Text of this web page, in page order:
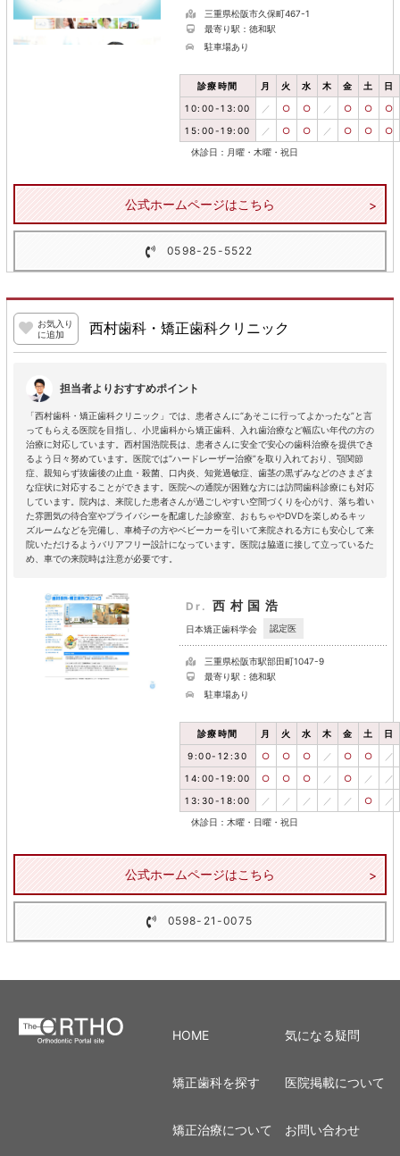
三重県松阪市久保町467-1
最寄り駅：徳和駅
駐車場あり
診療時間 月 火 水 木 金 土 日
10:00-13:00 ／ ○ ○ ／ ○ ○ ○
15:00-19:00 ／ ○ ○ ／ ○ ○ ○
休診日：月曜・木曜・祝日
公式ホームページはこちら
0598-25-5522
お気入り
に追加
西村歯科・矯正歯科クリニック
担当者よりおすすめポイント
「西村歯科・矯正歯科クリニック」では、患者さんに“あそこに行ってよかったな”と言
ってもらえる医院を目指し、小児歯科から矯正歯科、入れ歯治療など幅広い年代の方の
治療に対応しています。西村国浩院長は、患者さんに安全で安心の歯科治療を提供でき
るよう日々努めています。医院では“ハードレーザー治療”を取り入れており、顎関節
症、親知らず抜歯後の止血・殺菌、口内炎、知覚過敏症、歯茎の黒ずみなどのさまざま
な症状に対応することができます。医院への通院が困難な方には訪問歯科診療にも対応
しています。院内は、来院した患者さんが過ごしやすい空間づくりを心がけ、落ち着い
た雰囲気の待合室やプライバシーを配慮した診療室、おもちゃやDVDを楽しめるキッ
ズルームなどを完備し、車椅子の方やベビーカーを引いて来院される方にも安心して来
院いただけるようバリアフリー設計になっています。医院は脇道に接して立っているた
め、車での来院時は注意が必要です。
Dr. 西村国浩
日本矯正歯科学会 認定医
三重県松阪市駅部田町1047-9
最寄り駅：徳和駅
駐車場あり
診療時間 月 火 水 木 金 土 日
9:00-12:30 ○ ○ ○ ／ ○ ○ ／
14:00-19:00 ○ ○ ○ ／ ○ ／ ／
13:30-18:00 ／ ／ ／ ／ ／ ○ ／
休診日：木曜・日曜・祝日
公式ホームページはこちら
0598-21-0075
HOME
矯正歯科を探す
矯正治療について
気になる疑問
医院掲載について
お問い合わせ